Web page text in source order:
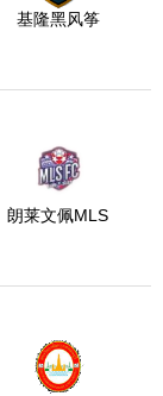
基隆黑风筝
朗莱文佩MLS